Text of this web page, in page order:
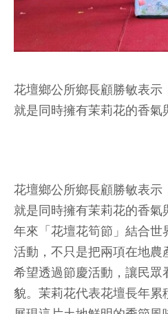
花壇鄉公所鄉長顧勝敏表示
就是同時擁有茉莉花的香氣
花壇鄉公所鄉長顧勝敏表示
就是同時擁有茉莉花的香氣
年來「花壇花筍節」結合世
活動，不只是把兩項在地農
希望透過節慶活動，讓民眾
貌。茉莉花代表花壇長年累